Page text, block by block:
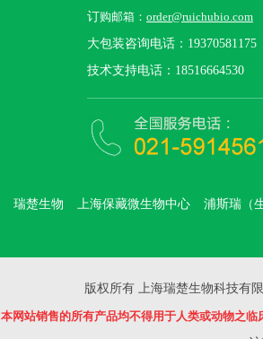
订购邮箱： order@ruichubio.com
大包装咨询电话：19370581175
技术支持电话：18516664530
瑞楚生物 上海保藏微生物中心 浦斯瑞（
版权所有 上海瑞楚生物科技有
本网站销售的所有产品均不得用于人类或动物之